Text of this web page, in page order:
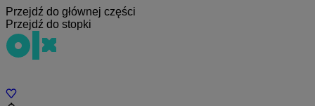
Przejdź do głównej części
Przejdź do stopki